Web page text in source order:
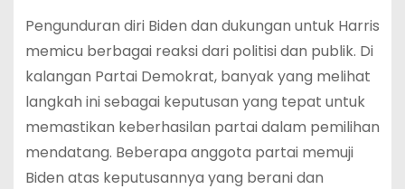
Pengunduran diri Biden dan dukungan untuk Harris
memicu berbagai reaksi dari politisi dan publik. Di
kalangan Partai Demokrat, banyak yang melihat
langkah ini sebagai keputusan yang tepat untuk
memastikan keberhasilan partai dalam pemilihan
mendatang. Beberapa anggota partai memuji
Biden atas keputusannya yang berani dan